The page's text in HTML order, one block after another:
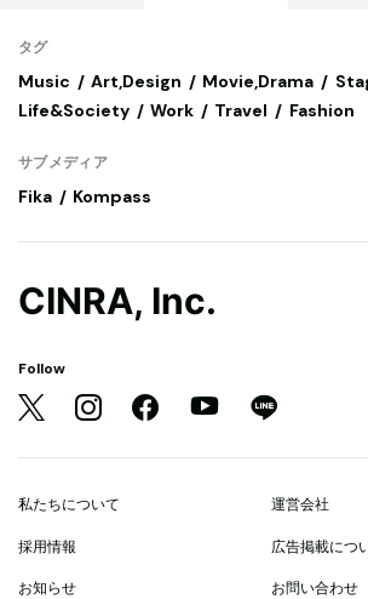
タグ
Music Art,Design Movie,Drama
Life&Society
Work Travel Fashion
サブメディア
Fika Kompass
CINRA, Inc.
Follow
私たちについて 運営会社
採用情報 広告掲載につ
お知らせ お問い合わせ